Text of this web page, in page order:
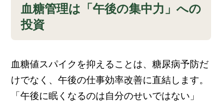
血糖管理は「午後の集中力」への
投資
血糖値スパイクを抑えることは、糖尿病予防だ
けでなく、午後の仕事効率改善に直結します。
「午後に眠くなるのは自分のせいではない」